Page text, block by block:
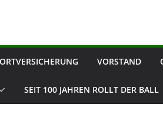
VORSTAND
SEIT 100 JAHREN ROLLT DER BALL